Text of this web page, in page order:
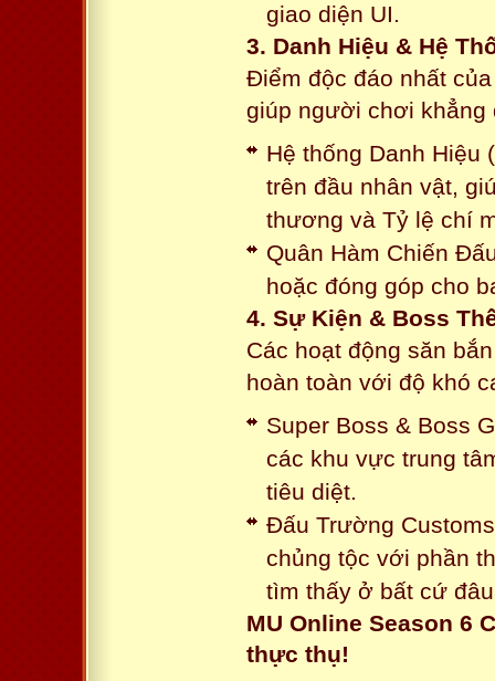
giao diện UI.
3. Danh Hiệu & Hệ
Điểm độc đáo nhất
giúp người chơi khẳng
Hệ thống Danh Hiệu
trên đầu nhân vật,
thương và Tỷ lệ chí
Quân Hàm Chiến
hoặc đóng góp cho
4. Sự Kiện & Boss
Các hoạt động săn
hoàn toàn với độ khó
Super Boss & Boss
các khu vực trung
tiêu diệt.
Đấu Trường
chủng tộc với phần
tìm thấy ở bất cứ
MU Online Season 6
thực thụ!